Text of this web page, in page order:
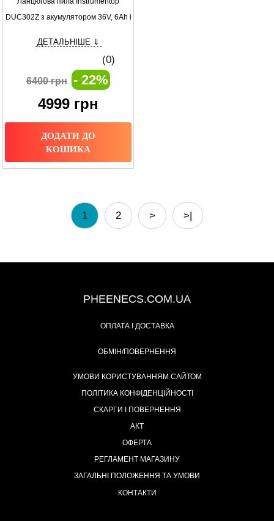
DUC302Z з акумулятором 36V, 6Ah і
ДЕТАЛЬНІШЕ ⇓
(0)
6400 грн - 22%
4999 грн
ДОДАТИ ДО
КОШИКА
1 2 > >|
PHEENECS.COM.UA
ОПЛАТА І ДОСТАВКА
ОБМІН/ПОВЕРНЕННЯ
УМОВИ КОРИСТУВАННЯМ САЙТОМ
ПОЛІТИКА КОНФІДЕНЦІЙНОСТІ
СКАРГИ І ПОВЕРНЕННЯ
АКТ
ОФЕРТА
РЕГЛАМЕНТ МАГАЗИНУ
ЗАГАЛЬНІ ПОЛОЖЕННЯ ТА УМОВИ
КОНТАКТИ